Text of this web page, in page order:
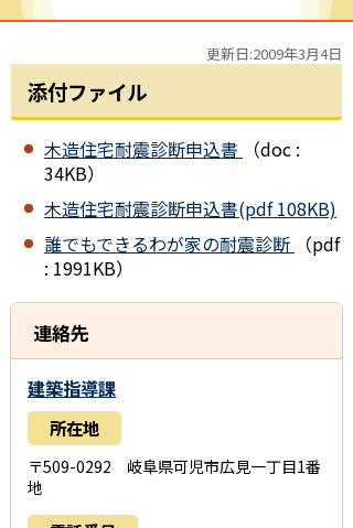
更新日:2009年3月4日
添付ファイル
木造住宅耐震診断申込書
（doc :
34KB）
木造住宅耐震診断申込書(pdf 108KB)
誰でもできるわが家の耐震診断
（pdf
: 1991KB）
連絡先
建築指導課
所在地
〒509-0292 岐阜県可児市広見一丁目1番
地